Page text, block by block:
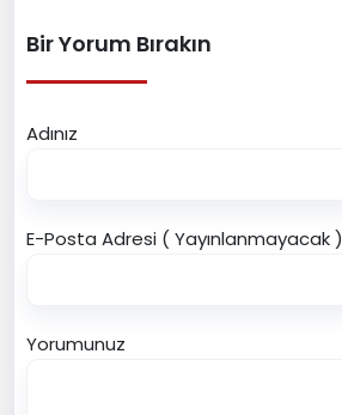
Bir Yorum Bırakın
Adınız
E-Posta Adresi ( Yayınlanmayacak )
Yorumunuz